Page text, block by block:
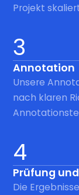
Projekt
3
Annotation
Unsere
nach klaren
4
Prüfung
Die